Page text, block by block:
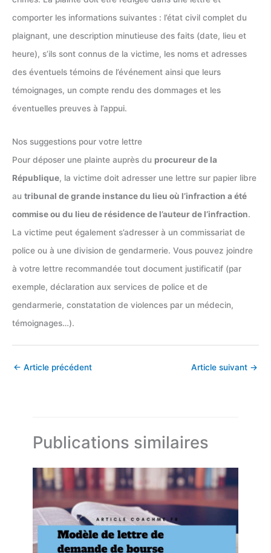
comporter les informations suivantes : l’état civil complet du
plaignant, une description minutieuse des faits (date, lieu et
heure), s’ils sont connus de la victime, les noms et adresses
des éventuels témoins de l’événement ainsi que leurs
témoignages, un compte rendu des dommages et les
éventuelles preuves à l’appui.
Nos suggestions pour votre lettre
Pour déposer une plainte auprès du procureur de la
République, la victime doit adresser une lettre sur papier libre
au tribunal de grande instance du lieu où l’infraction a été
commise ou du lieu de résidence de l’auteur de l’infraction.
La victime peut également s’adresser à un commissariat de
police ou à une division de gendarmerie. Vous pouvez joindre
à votre lettre recommandée tout document justificatif (par
exemple, déclaration aux services de police et de
gendarmerie, constatation de violences par un médecin,
témoignages…).
← Article précédent Article suivant →
Publications similaires